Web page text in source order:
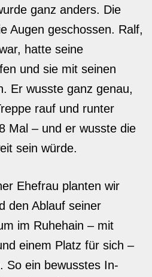
ganz anders. Die
Augen geschossen. Ralf,
hatte seine
und sie mit seinen
Er wusste ganz genau,
rauf und runter
Mal – und er wusste die
sein würde.
Ehefrau planten wir
den Ablauf seiner
im Ruhehain – mit
einem Platz für sich –
So ein bewusstes In-